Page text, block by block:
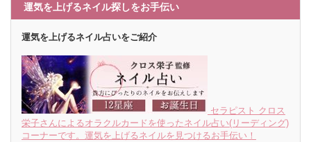
運気を上げるネイル探しをお手伝い
運気を上げるネイル占いをご紹介
セラピスト クロス
栄子さんによるオラクルカードを使ったネイル占い(リーディング)
コーナーです。運気を上げるネイルを見つけるお手伝い！